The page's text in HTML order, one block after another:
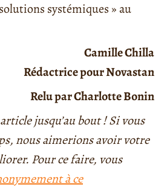
systémiques » au
Camille Chilla
Rédactrice pour Novastan
Relu par Charlotte Bonin
jusqu’au bout ! Si vous
nous aimerions avoir votre
Pour ce faire, vous
à ce